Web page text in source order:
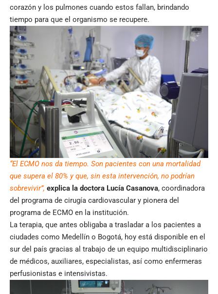
corazón y los pulmones cuando estos fallan, brindando
tiempo para que el organismo se recupere.
“El ECMO nos da tiempo. Son pacientes con una mortalidad
que supera el 80% y que, sin esta intervención, no podrían
sobrevivir”, explica la doctora Lucía Casanova, coordinadora
del programa de cirugía cardiovascular y pionera del
programa de ECMO en la institución.
La terapia, que antes obligaba a trasladar a los pacientes a
ciudades como Medellín o Bogotá, hoy está disponible en el
sur del país gracias al trabajo de un equipo multidisciplinario
de médicos, auxiliares, especialistas, así como enfermeras
perfusionistas e intensivistas.